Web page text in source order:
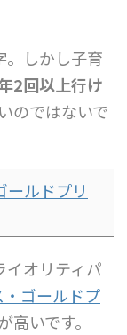
。しかし子育
2回以上行け
のではないで
ールドプリ
オリティパ
・ゴールドプ
いです。